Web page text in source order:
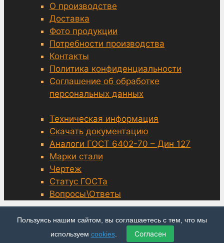
О производстве
Доставка
Фото продукции
Потребности производства
Контакты
Политика конфиденциальности
Соглашение об обработке
персональных данных
Техническая информация
Скачать документацию
Аналоги ГОСТ 6402-70 – Дин 127
Марки стали
Чертеж
Статус ГОСТа
Вопросы\Ответы
© grover-6402.ru, Москва 2014—2026
Пользуясь нашим сайтом, вы соглашаетесь с тем, что мы
используем cookies. Согласен